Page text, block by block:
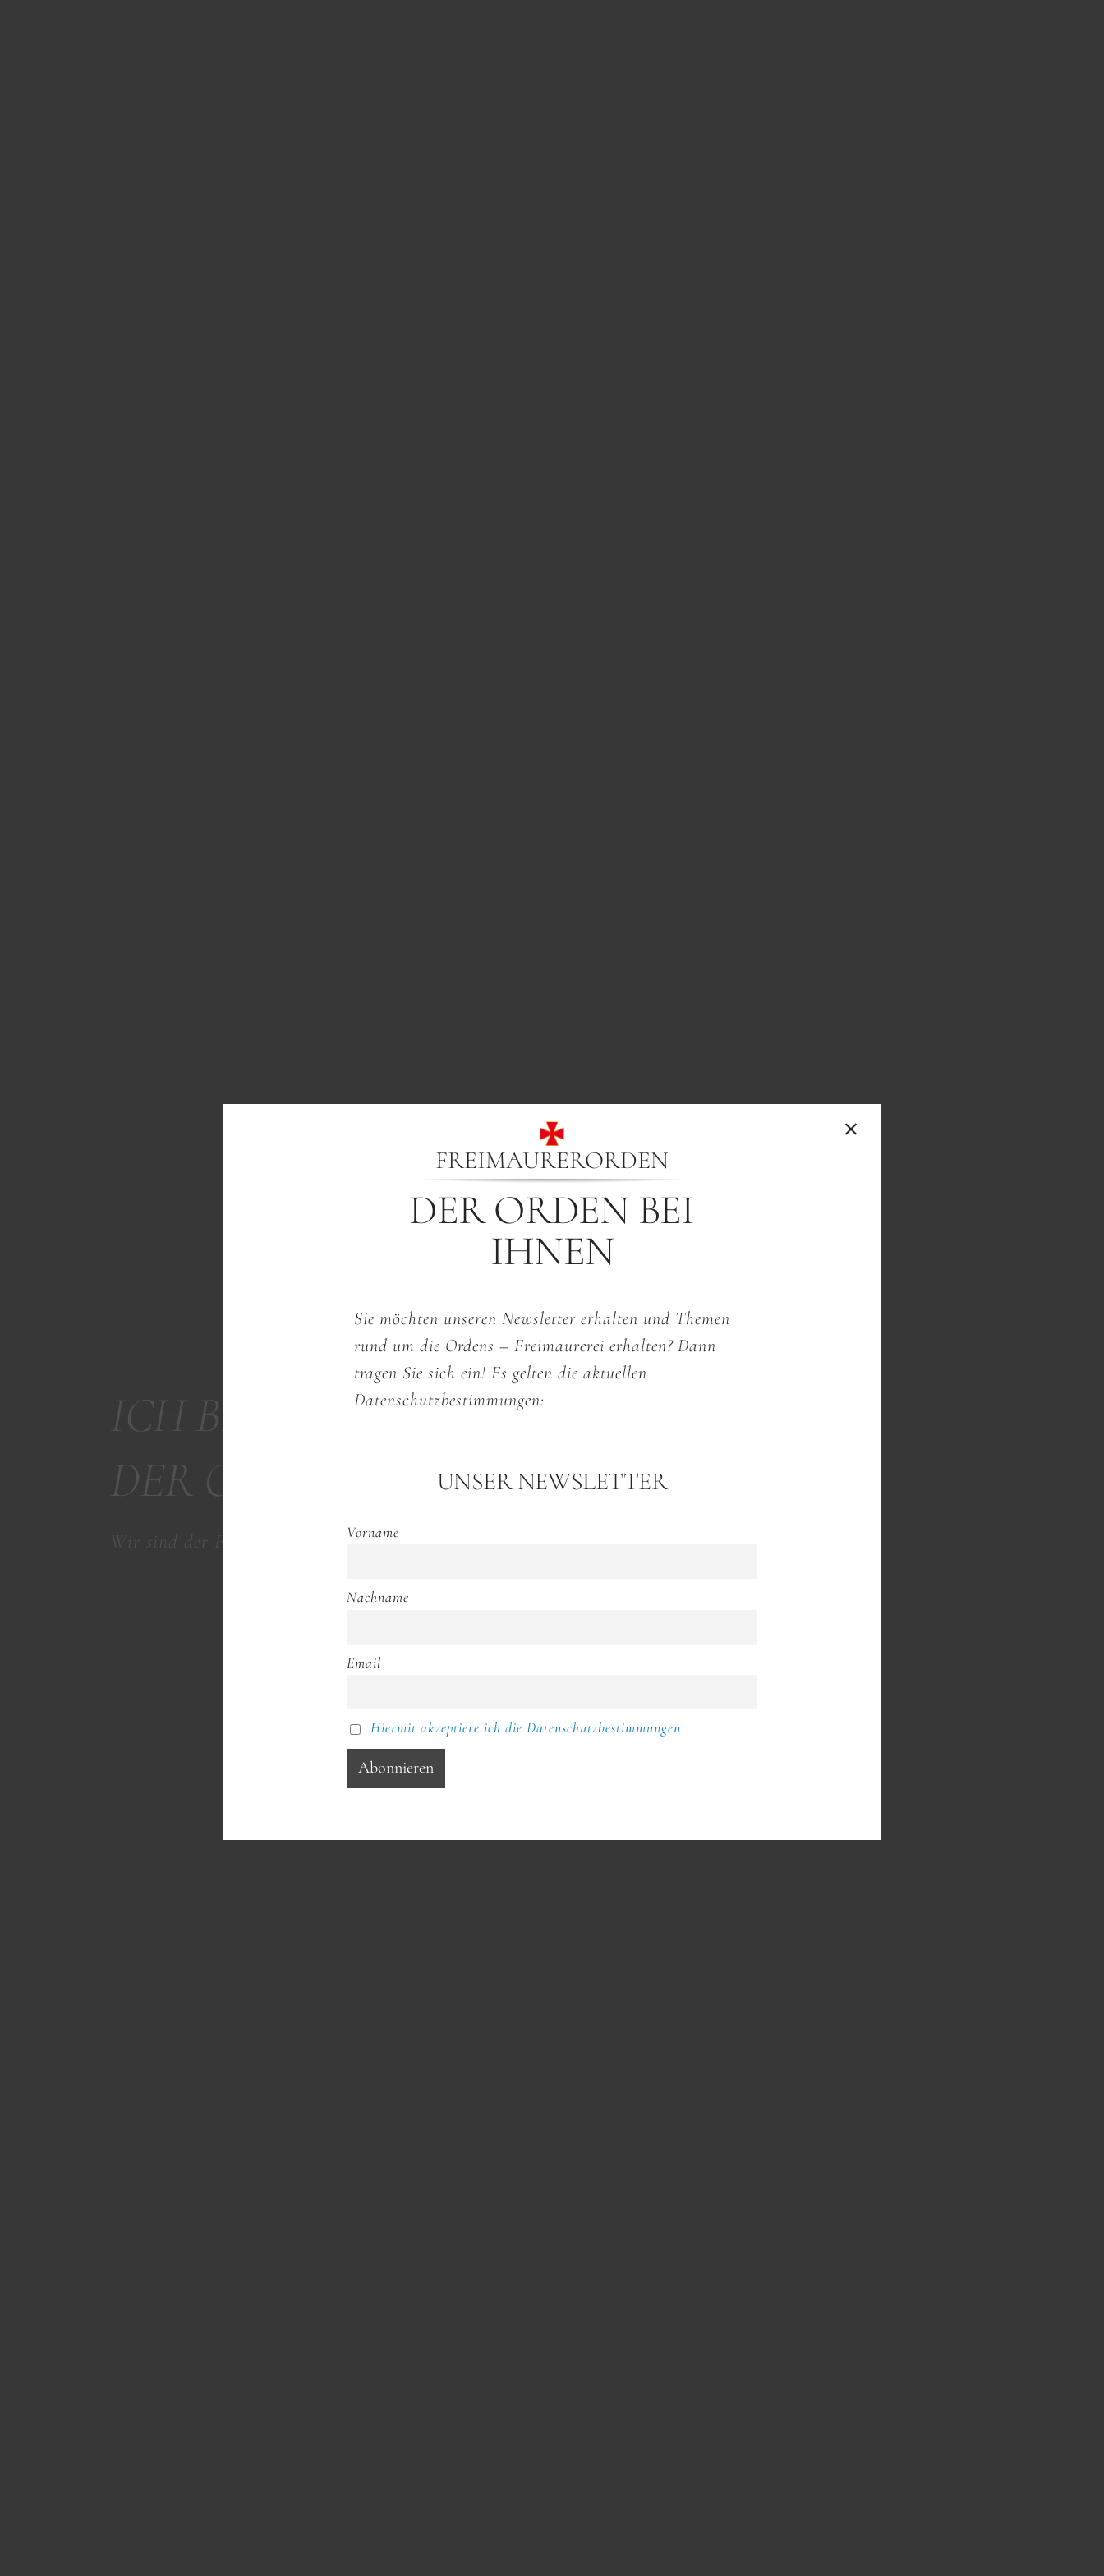
ICH BIN
DER ORDEN
Wir sind der Freimaurerorden
FREIMAURERORDEN
DER ORDEN BEI
IHNEN
Sie möchten unseren Newsletter erhalten und Themen
rund um die Ordens – Freimaurerei erhalten? Dann
tragen Sie sich ein! Es gelten die aktuellen
Datenschutzbestimmungen:
UNSER NEWSLETTER
Vorname
Nachname
Email
Hiermit akzeptiere ich die Datenschutzbestimmungen